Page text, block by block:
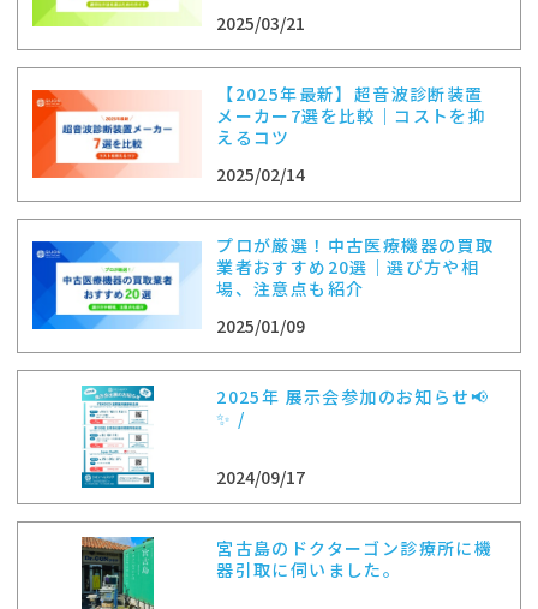
2025/03/21
【2025年最新】超音波診断装置
メーカー7選を比較｜コストを抑
えるコツ
2025/02/14
プロが厳選！中古医療機器の買取
業者おすすめ20選｜選び方や相
場、注意点も紹介
2025/01/09
2025年 展示会参加のお知らせ📢
✨ /
2024/09/17
宮古島のドクターゴン診療所に機
器引取に伺いました。